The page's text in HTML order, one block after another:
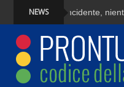
NEWS
Fuga dopo l’incidente,